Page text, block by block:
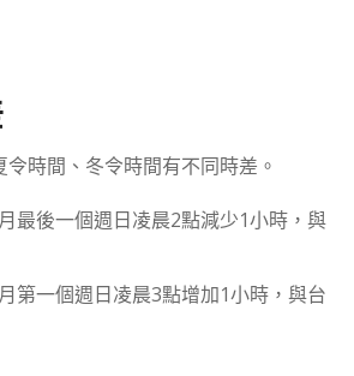
時間、冬令時間有不同時差。
最後一個週日凌晨2點減少1小時，與
第一個週日凌晨3點增加1小時，與台